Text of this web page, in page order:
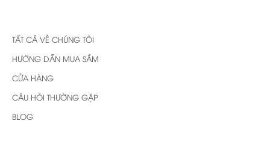
TẤT CẢ VỀ CHÚNG TÔI
HƯỚNG DẪN MUA SẮM
CỬA HÀNG
CÂU HỎI THƯỜNG GẶP
BLOG